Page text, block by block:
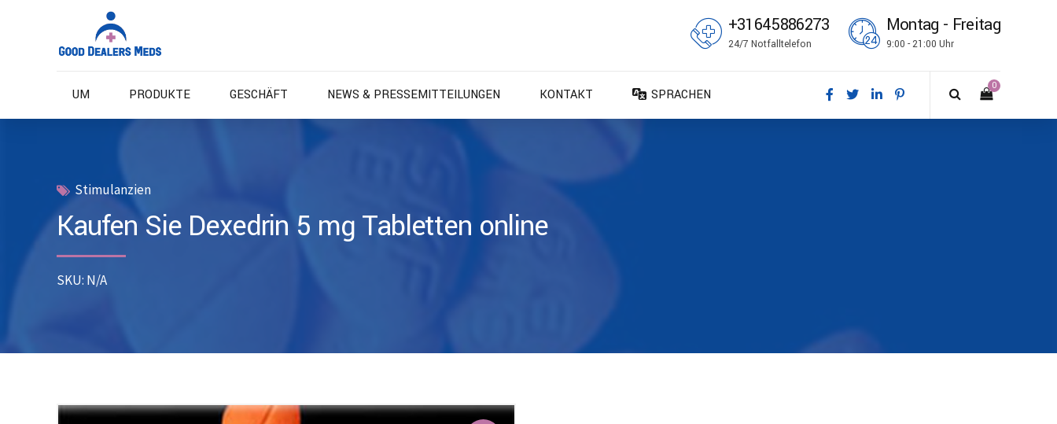
+31645886273
24/7 Notfalltelefon
Montag - Freitag
9:00 - 21:00 Uhr
0
UM PRODUKTE GESCHÄFT NEWS & PRESSEMITTEILUNGEN KONTAKT
SPRACHEN
SK – Slovenčina
Stimulanzien
Kaufen Sie Dexedrin 5 mg Tabletten online
SKU: N/A